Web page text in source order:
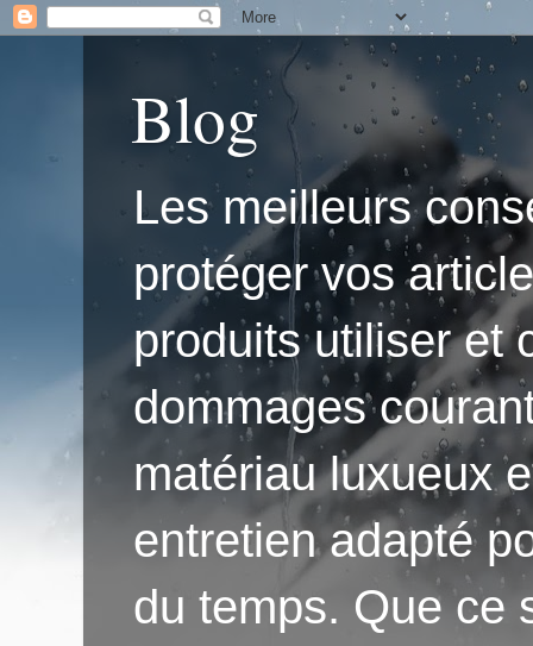
Blog
Les meilleurs
protéger vos
produits utiliser et
dommages
matériau luxueux
entretien adapté
du temps. Que ce